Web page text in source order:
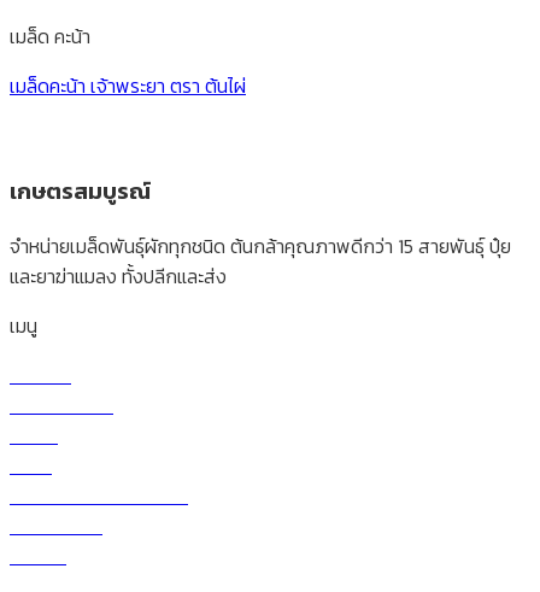
เมล็ด คะน้า
เมล็ดคะน้า เจ้าพระยา ตรา ต้นไผ่
เกษตรสมบูรณ์
จำหน่ายเมล็ดพันธุ์ผักทุกชนิด ต้นกล้าคุณภาพดีกว่า 15 สายพันธุ์ ปุ๋ย
และยาฆ่าแมลง ทั้งปลีกและส่ง
เมนู